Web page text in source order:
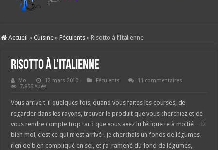
Accueil » Cuisine » Féculents » Risotto à l’Italienne
Risotto à l’Italienne
Mo. 12 mars 2010 Féculents
11 commentaires
7,856 Vues
Vous arrive t-il quelques fois, quand vous faites les courses, de
regarder dans les rayons, trouver le produit que vous cherchiez et de
vous rendre compte trop tard que vous avez lu l’étiquette à moitié… Et
bien moi, c’est ce qui m’est arrivé ! Je cherchais un fonds de légumes,
rien de bien compliqué en soi, et j’ai ramené du fond de légumes,